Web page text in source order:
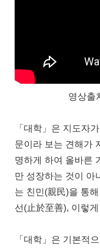
영상출
「대학」은 지도자
문이라 보는 견해가
명하게 하여 올바른
만 성장하는 것이 아
는 친민(親民)을 통
선(止於至善), 이렇
「대학」은 기본적